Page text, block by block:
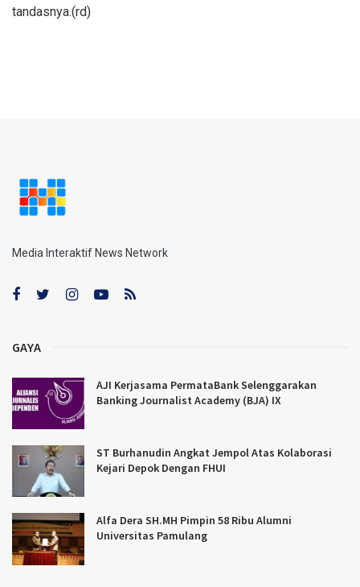
tandasnya.(rd)
Media Interaktif News Network
GAYA
AJI Kerjasama PermataBank Selenggarakan
Banking Journalist Academy (BJA) IX
ST Burhanudin Angkat Jempol Atas Kolaborasi
Kejari Depok Dengan FHUI
Alfa Dera SH.MH Pimpin 58 Ribu Alumni
Universitas Pamulang